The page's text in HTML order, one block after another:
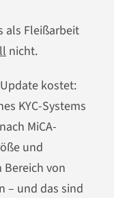
als Fleißarbeit
nicht.
kostet:
KYC-Systems
MiCA-
und
von
– und das sind